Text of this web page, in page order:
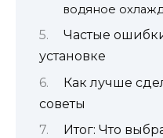
водяное
Частые
установке
Как лучше
советы
Итог: Что